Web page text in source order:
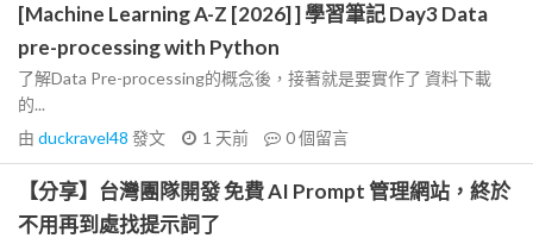
[Machine Learning A-Z [2026] ] 學習筆記 Day3 Data
pre-processing with Python
了解Data Pre-processing的概念後，接著就是要實作了 資料下載
的...
由 duckravel48 發文 1 天前 0個留言
【分享】台灣團隊開發 免費 AI Prompt 管理網站，終於
不用再到處找提示詞了